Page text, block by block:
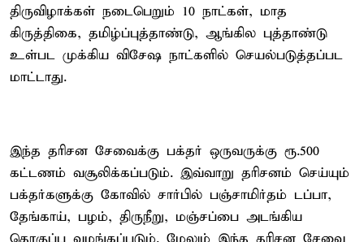
திருவிழாக்கள் நடைபெறும் 10 நாட்கள், மாத
கிருத்திகை, தமிழ்ப்புத்தாண்டு, ஆங்கில புத்தாண்டு
உள்பட முக்கிய விசேஷ நாட்களில் செயல்படுத்தப்பட
மாட்டாது.
இந்த தரிசன சேவைக்கு பக்தர் ஒருவருக்கு ரூ.500
கட்டணம் வசூலிக்கப்படும். இவ்வாறு தரிசனம் செய்யும்
பக்தர்களுக்கு கோவில் சார்பில் பஞ்சாமிர்தம் டப்பா,
தேங்காய், பழம், திருநீறு, மஞ்சப்பை அடங்கிய